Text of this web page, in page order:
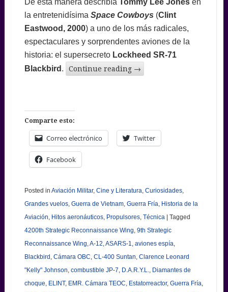
la entretenidísima Space Cowboys (Clint
Eastwood, 2000) a uno de los más radicales,
espectaculares y sorprendentes aviones de la
historia: el supersecreto Lockheed SR-71
Blackbird . Continue reading →
Comparte esto:
Correo electrónico Twitter
Facebook
Posted in Aviación Militar, Cine y Literatura Curiosidades,
Grandes vuelos, Guerra de Vietnam, Guerra Fría Historia de la
Aviación Hitos aeronáuticos, Propulsores, Técnica | Tagged
4200th Strategic Reconnaissance Wing 9th Strategic
Reconnaissance Wing A-12 ASARS-1 aviones espía
Blackbird Cámara OBC CL-400 Suntan Clarence Leonard
"Kelly" Johnson combustible JP-7 D.A.R.Y.L.
Diamantes de
choque ELINT, EMR. Cámara TEOC Estatorreactor, Guerra Fría